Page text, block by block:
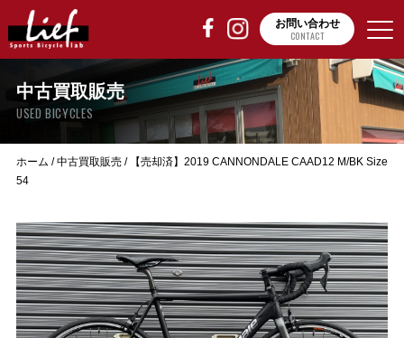
お問い合わせ
CONTACT
中古買取販売
USED BICYCLES
ホーム /中古買取販売/
【売却済】2019 CANNONDALE CAAD12 M/BK Size
54